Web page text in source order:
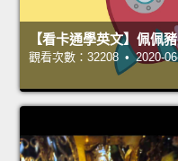
【看卡通學英文】佩佩
觀看次數：32208 • 2020-